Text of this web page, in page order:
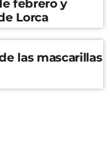
febrero y
Lorca
las mascarillas